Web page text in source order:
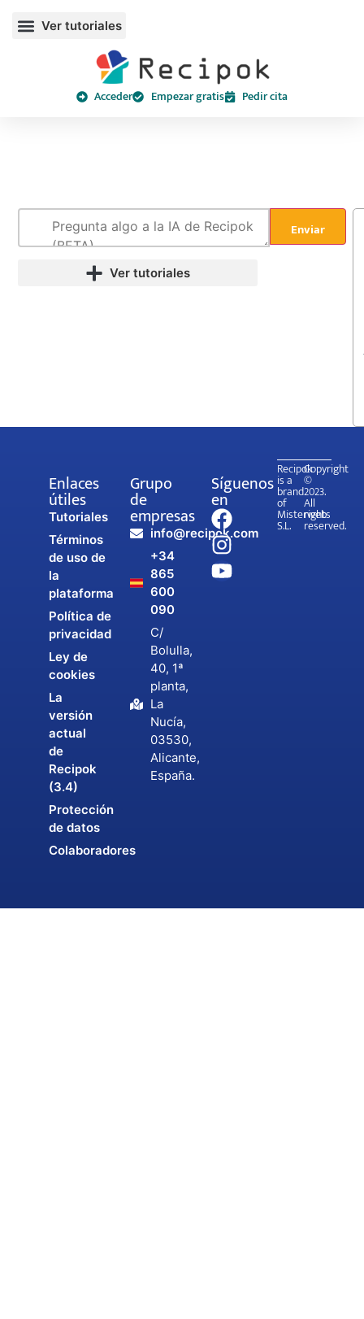
Acceder Empezar gratis Pedir cita
Enviar
Enlaces
útiles
Tutoriales
Términos
de uso de
la
plataforma
Política de
privacidad
Ley de
cookies
La
versión
actual
de
Recipok
(3.4)
Protección
de datos
Colaboradores
Grupo
de
empresas
info@recipok.com
+34
865
600
090
C/
Bolulla,
40, 1ª
planta,
La
Nucía,
03530,
Alicante,
España.
Síguenos
en
Recipok
is a
brand
of
Misterweb
S.L.
Copyright
©
2023.
All
rights
reserved.